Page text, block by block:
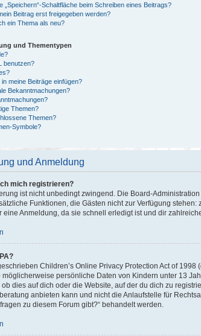
„Speichern“-Schaltfläche beim Schreiben eines Beitrags?
Beitrag erst freigegeben werden?
ein Thema als neu?
und Thementypen
benutzen?
in meine Beiträge einfügen?
Bekanntmachungen?
Themen?
Themen?
Symbole?
und Anmeldung
mich registrieren?
ist nicht unbedingt zwingend. Die Board-
Funktionen, die Gästen nicht zur Verfügung
eine Anmeldung, da sie schnell erledigt ist und dir
Children’s Online Privacy Protection Act of
möglicherweise persönliche Daten von Kindern unter 13
dies auf dich oder die Website, auf der du dich zu
anbieten kann und nicht die Anlaufstelle für
zu diesem Forum gibt?“ behandelt werden.